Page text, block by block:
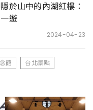
於山中的內湖紅樓：
遊
2024-04-23
館 台北景點